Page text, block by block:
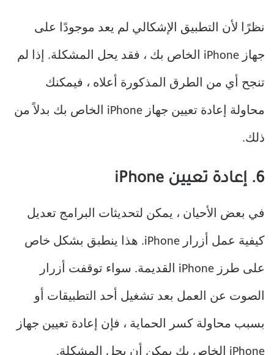
نظرًا لأن التطبيق الإشكالي لم يعد موجودًا على
جهاز iPhone الخاص بك ، فقد يحل المشكلة. إذا لم
تنجح أي من الطرق المذكورة أعلاه ، فيمكنك
محاولة إعادة تعيين جهاز iPhone الخاص بك بدلاً من
ذلك.
6. إعادة تعيين iPhone
في بعض الأحيان ، يمكن لتحديثات البرامج تعديل
كيفية عمل أزرار iPhone. هذا ينطبق بشكل خاص
على طرز iPhone القديمة. سواء توقفت أزرار
الصوت عن العمل بعد تشغيل أحد التطبيقات أو
بسبب محاولة كسر الحماية ، فإن إعادة تعيين جهاز
iPhone الخاص بك يمكن أن يحل المشكلة.